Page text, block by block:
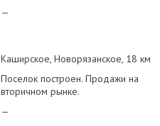
—
Каширское Новорязанское 18 км
Поселок построен. Продажи на
вторичном рынке.
—